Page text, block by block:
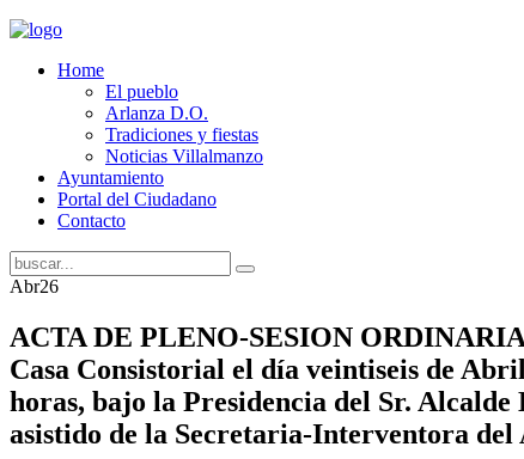
Home
El pueblo
Arlanza D.O.
Tradiciones y fiestas
Noticias Villalmanzo
Ayuntamiento
Portal del Ciudadano
Contacto
Abr26
ACTA DE PLENO-SESION ORDINARIA
Casa Consistorial el día veintiseis de
horas, bajo la Presidencia del Sr.
asistido de la Secretaria-Interventora del